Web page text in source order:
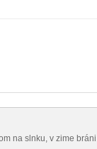
na slnku, v zime